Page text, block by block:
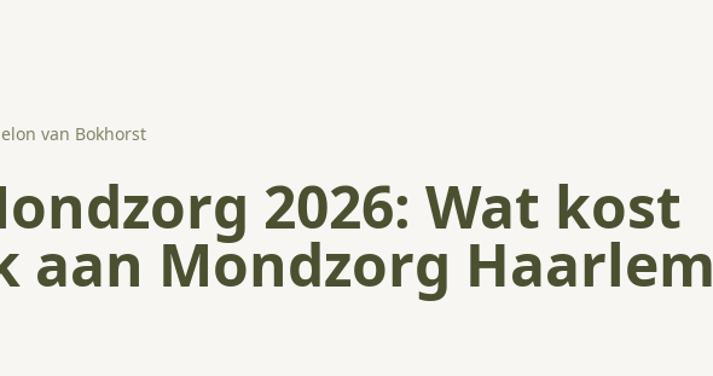
van Bokhorst
2026: Wat kost
aan Mondzorg Haarlem